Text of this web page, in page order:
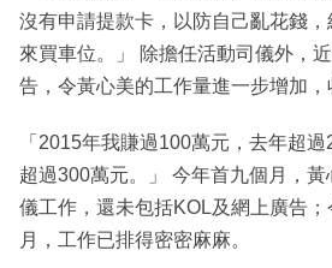
沒有申請提款卡，以防自己亂花錢
來買車位。」 除擔任活動司儀外，
告，令黃心美的工作量進一步增加，
「2015年我賺過100萬元，去年超
超過300萬元。」 今年首九個月，黃
儀工作，還未包括KOL及網上廣告
月，工作已排得密密麻麻。